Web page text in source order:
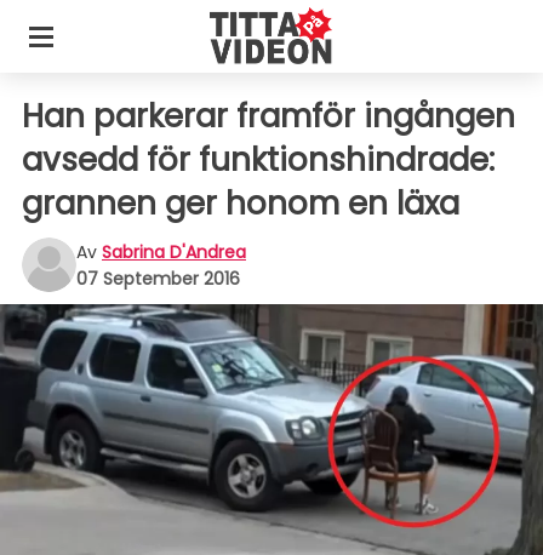
Han parkerar framför ingången
avsedd för funktionshindrade:
grannen ger honom en läxa
Av Sabrina D'Andrea
07 September 2016